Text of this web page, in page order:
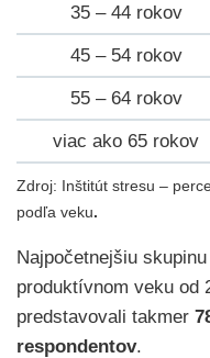
35 – 44 rokov
45 – 54 rokov
55 – 64 rokov
viac ako 65 rokov
Zdroj: Inštitút stresu –
podľa veku.
Najpočetnejšiu
produktívnom veku od
predstavovali takmer
respondentov.